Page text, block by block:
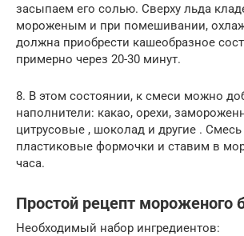
засыпаем его солью. Сверху льда
мороженым и при помешивании,
должна приобрести кашеобразное
примерно через 20-30 минут.
8. В этом состоянии, к смеси можно
наполнители: какао, орехи,
цитрусовые , шоколад и другие .
пластиковые формочки и ставим в
часа.
Простой рецепт мороженого
Необходимый набор ингредиентов: